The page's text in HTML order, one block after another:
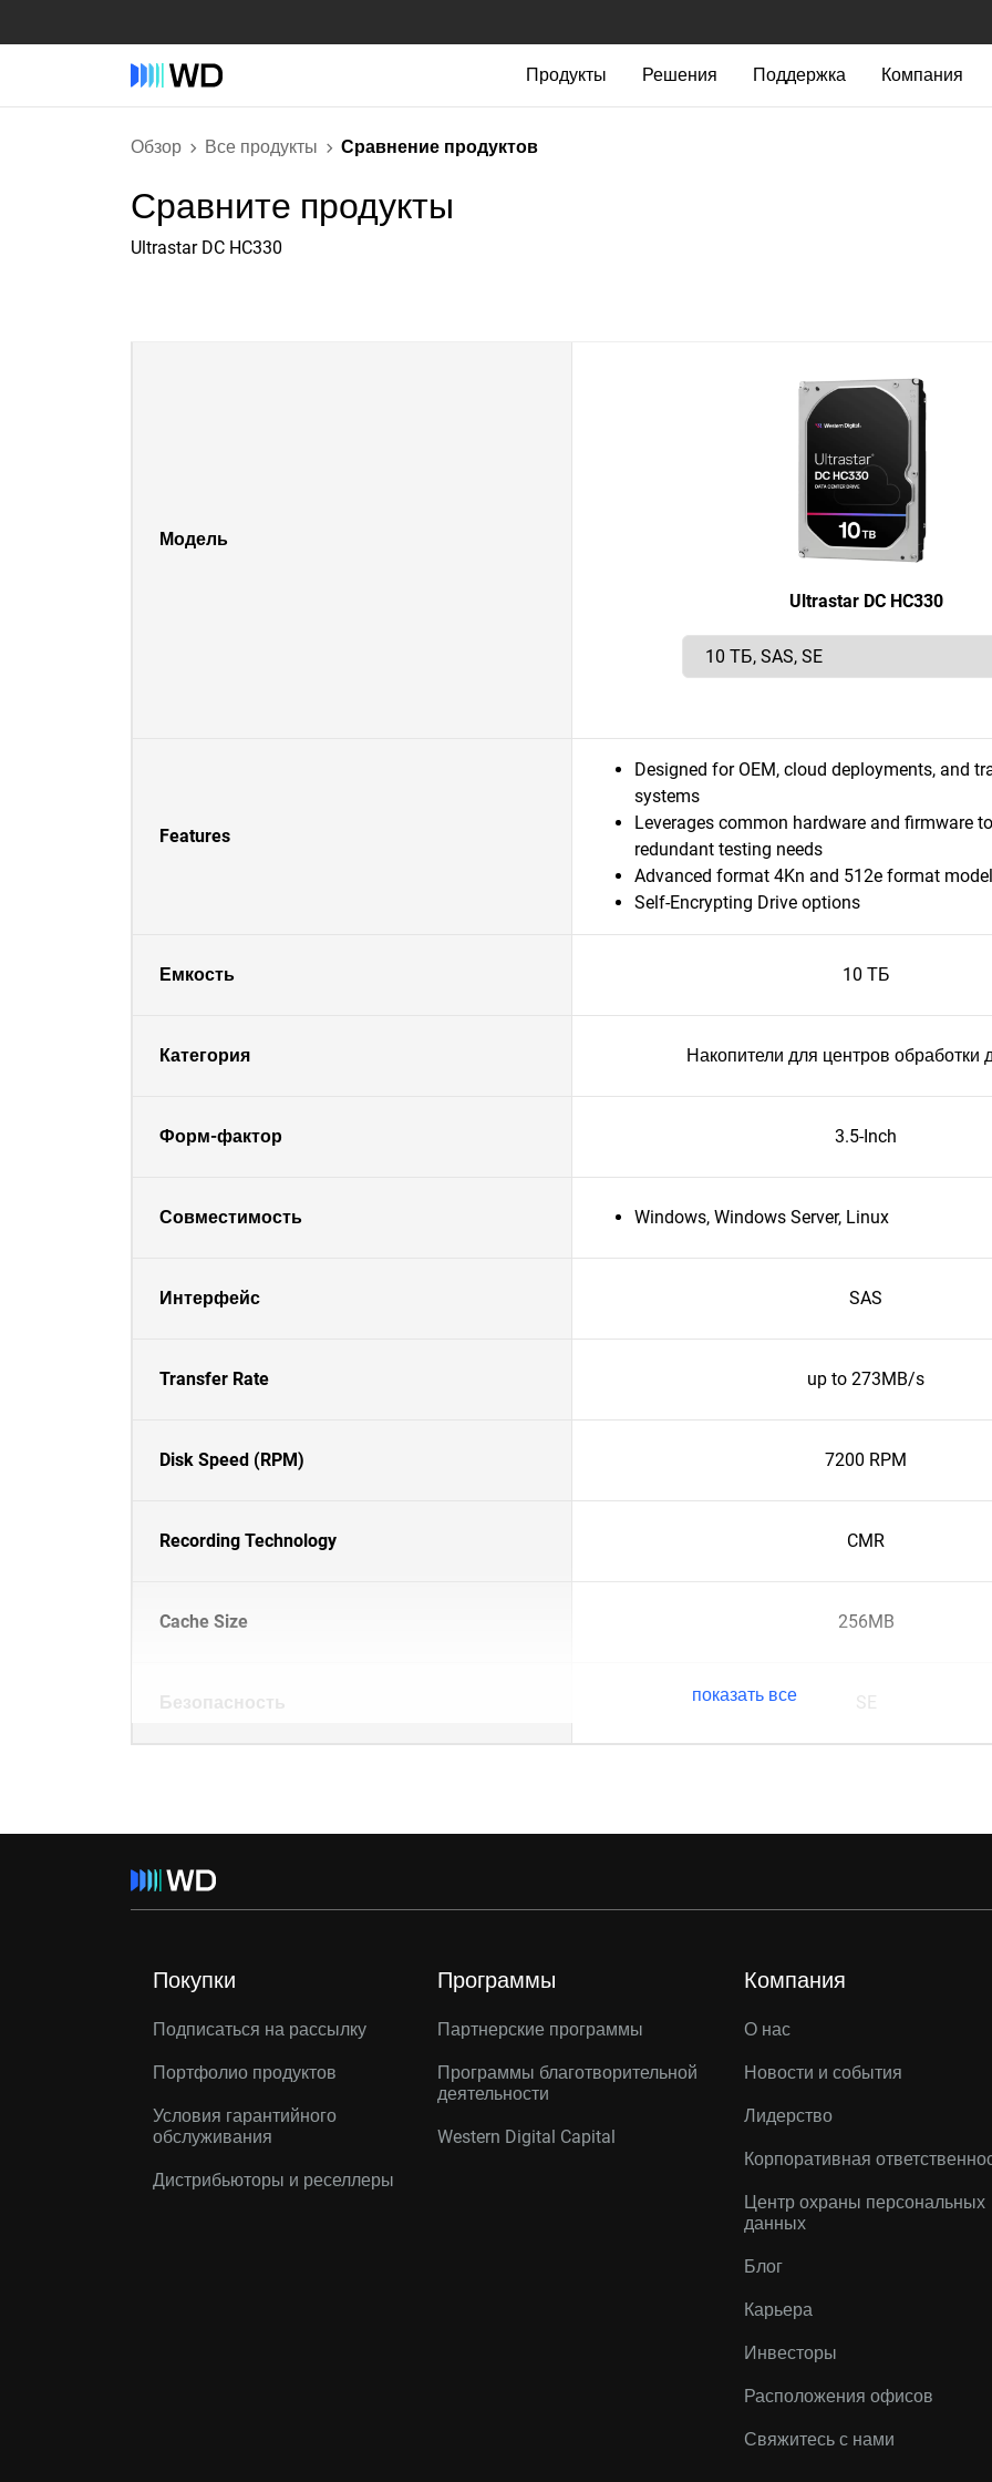
Продукты Решения Поддержка Компания
Обзор Все продукты Сравнение продуктов
Сравните продукты
Ultrastar DC HC330
Модель
Ultrastar DC HC330
Features
Designed for OEM, cloud deployments, and
systems
Leverages common hardware and firmware
redundant testing needs
Advanced format 4Kn and 512e format
Self-Encrypting Drive options
Емкость 10 ТБ
Категория Накопители для центров обработки
Форм-фактор 3.5-Inch
Совместимость Windows, Windows Server, Linux
Интерфейс SAS
Transfer Rate up to 273MB/s
Disk Speed (RPM) 7200 RPM
Recording Technology CMR
Cache Size 256MB
Безопасность SE
показать все
Покупки
Подписаться на рассылку
Портфолио продуктов
Условия гарантийного
обслуживания
Дистрибьюторы и реселлеры
Программы
Партнерские программы
Программы благотворительной
деятельности
Western Digital Capital
Компания
О нас
Новости и события
Лидерство
Корпоративная
Центр охраны персональных
данных
Блог
Карьера
Инвесторы
Расположения офисов
Свяжитесь с нами